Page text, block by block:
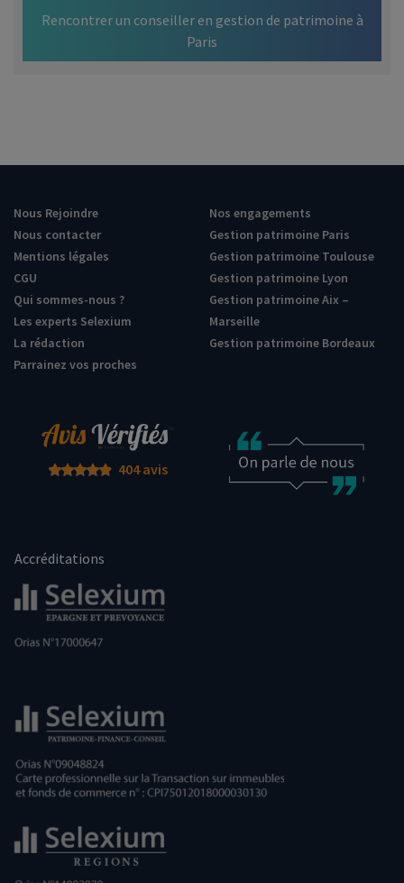
Rencontrer un conseiller en gestion de patrimoine à
Paris
Nous Rejoindre
Nous contacter
Mentions légales
CGU
Qui sommes-nous ?
Les experts Selexium
La rédaction
Parrainez vos proches
Nos engagements
Gestion patrimoine Paris
Gestion patrimoine Toulouse
Gestion patrimoine Lyon
Gestion patrimoine Aix –
Marseille
Gestion patrimoine Bordeaux
404 avis
Accréditations